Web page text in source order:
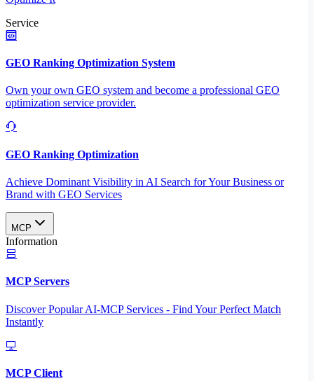
Service
GEO Ranking Optimization System
Own your own GEO system and become a professional GEO
optimization service provider.
GEO Ranking Optimization
Achieve Dominant Visibility in AI Search for Your Business or
Brand with GEO Services​
MCP
Information
MCP Servers
Discover Popular AI-MCP Services - Find Your Perfect Match
Instantly
MCP Client